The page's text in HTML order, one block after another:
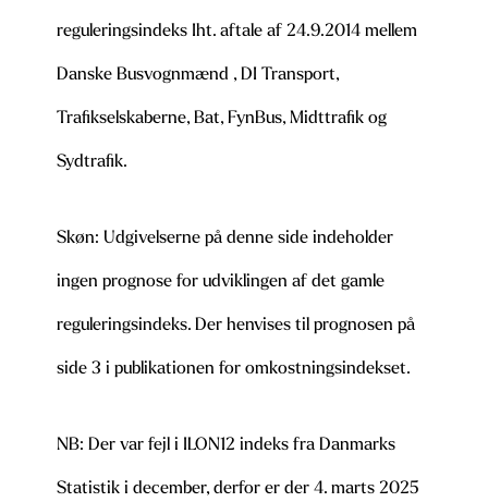
reguleringsindeks Iht. aftale af 24.9.2014 mellem
Danske Busvognmænd , DI Transport,
Trafikselskaberne, Bat, FynBus, Midttrafik og
Sydtrafik.
Skøn: Udgivelserne på denne side indeholder
ingen prognose for udviklingen af det gamle
reguleringsindeks. Der henvises til prognosen på
side 3 i publikationen for omkostningsindekset.
NB: Der var fejl i ILON12 indeks fra Danmarks
Statistik i december, derfor er der 4. marts 2025